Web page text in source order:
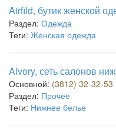
Airfild, бутик женской
Раздел: Одежда
Теги: Женская одежда
Aivory, сеть салонов
Основной: (3812) 32-32-53
Раздел: Прочее
Теги: Нижнее белье